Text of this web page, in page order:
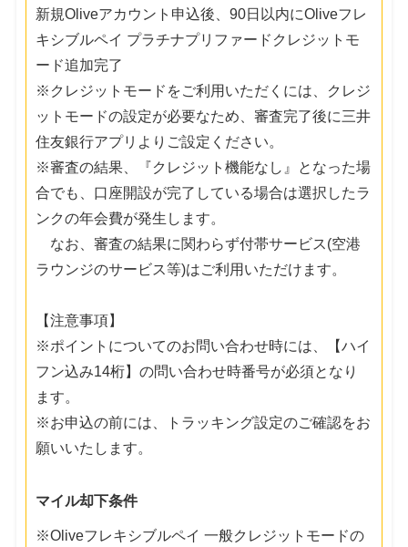
新規Oliveアカウント申込後、90日以内にOliveフレ
キシブルペイ プラチナプリファードクレジットモ
ード追加完了
※クレジットモードをご利用いただくには、クレジ
ットモードの設定が必要なため、審査完了後に三井
住友銀行アプリよりご設定ください。
※審査の結果、『クレジット機能なし』となった場
合でも、口座開設が完了している場合は選択したラ
ンクの年会費が発生します。
なお、審査の結果に関わらず付帯サービス(空港
ラウンジのサービス等)はご利用いただけます。
【注意事項】
※ポイントについてのお問い合わせ時には、【ハイ
フン込み14桁】の問い合わせ時番号が必須となり
ます。
※お申込の前には、トラッキング設定のご確認をお
願いいたします。
マイル却下条件
※Oliveフレキシブルペイ 一般クレジットモードの